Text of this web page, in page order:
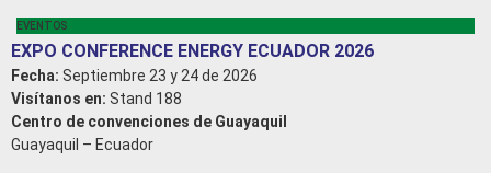
EVENTOS
EXPO CONFERENCE ENERGY ECUADOR 2026
Fecha: Septiembre 23 y 24 de 2026
Visítanos en: Stand 188
Centro de convenciones de Guayaquil
Guayaquil – Ecuador